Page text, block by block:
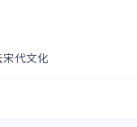
代文化